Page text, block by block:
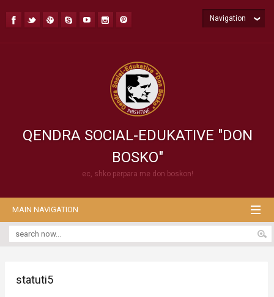
QENDRA SOCIAL-EDUKATIVE "DON
BOSKO"
ec, shko përpara me don boskon!
Navigation
MAIN NAVIGATION
statuti5